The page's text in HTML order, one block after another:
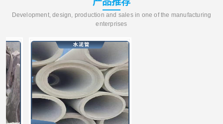
Development, design, production and sales in one of the manufacturing
enterprises